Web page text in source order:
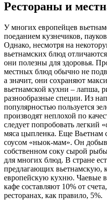
Рестораны и
У многих европейцев
поеданием кузнечиков,
Однако, несмотря на
вьетнамских блюд
они полезны для здоровья.
местных блюд обычно не
а значит, они сохраняют
вьетнамской кухни – лапша,
разнообразные специи. Из
популярностью пользуется
производят неплохой по
следует попробовать легкий
мяса цыпленка. Еще Вьетнам
соусом «ныок-мам». Он
собственном соку сырой
для многих блюд. В стране
предлагающих вьетнамскую,
европейскую кухню. Чаевые в
кафе составляют 10% от
ресторанах, как правило, 5%.